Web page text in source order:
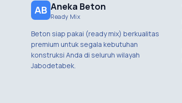
AB Aneka Beton
Ready Mix
Beton siap pakai (ready mix) berkualitas
premium untuk segala kebutuhan
konstruksi Anda di seluruh wilayah
Jabodetabek.